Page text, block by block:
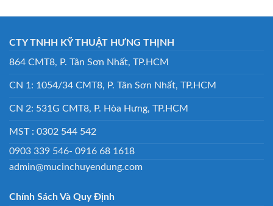
CTY TNHH KỸ THUẬT HƯNG THỊNH
864 CMT8, P. Tân Sơn Nhất, TP.HCM
CN 1: 1054/34 CMT8, P. Tân Sơn Nhất, TP.HCM
CN 2: 531G CMT8, P. Hòa Hưng, TP.HCM
MST : 0302 544 542
0903 339 546- 0916 68 1618
admin@mucinchuyendung.com
Chính Sách Và Quy Định